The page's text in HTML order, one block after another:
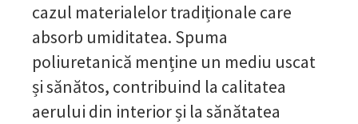
cazul materialelor tradiționale care
absorb umiditatea. Spuma
poliuretanică menține un mediu uscat
și sănătos, contribuind la calitatea
aerului din interior și la sănătatea